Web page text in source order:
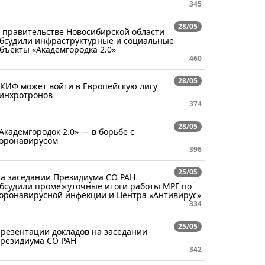
345
28/05
правительстве Новосибирской области
инфраструктурные и социальные
«Академгородка 2.0»
460
28/05
может войти в Европейскую лигу
374
28/05
2.0» — в борьбе с
396
25/05
заседании Президиума СО РАН
промежуточные итоги работы МРГ по
инфекции и Центра «Антивирус»
334
25/05
докладов на заседании
СО РАН
342